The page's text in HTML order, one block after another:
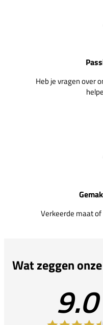
Heb je vragen over
Verkeerde maat
Wat zeggen
9.0